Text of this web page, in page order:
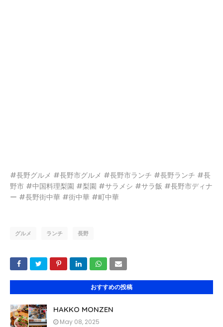
#長野グルメ #長野市グルメ #長野市ランチ #長野ランチ #長
野市 #中国料理梨園 #梨園 #サラメシ #サラ飯 #長野市ディナ
ー #長野街中華 #街中華 #町中華
グルメ ランチ 長野
おすすめの投稿
HAKKO MONZEN
May 08, 2025